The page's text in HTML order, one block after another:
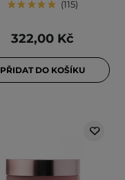
115
322,00 Kč
PŘIDAT DO KOŠÍKU